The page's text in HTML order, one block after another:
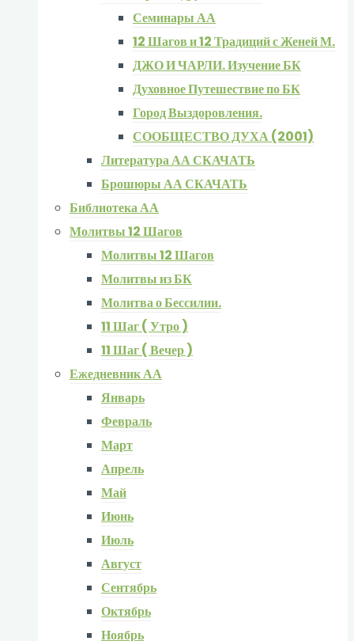
Семинары АА
12 Шагов и 12 Традиций с Женей М.
ДЖО И ЧАРЛИ. Изучение БК
Духовное Путешествие по БК
Город Выздоровления.
СООБЩЕСТВО ДУХА (2001)
Литература АА СКАЧАТЬ
Брошюры АА СКАЧАТЬ
Библиотека АА
Молитвы 12 Шагов
Молитвы 12 Шагов
Молитвы из БК
Молитва о Бессилии.
11 Шаг ( Утро )
11 Шаг ( Вечер )
Ежедневник АА
Январь
Февраль
Март
Апрель
Май
Июнь
Июль
Август
Сентябрь
Октябрь
Ноябрь